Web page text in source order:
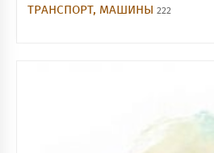
ТРАНСПОРТ, МАШИНЫ 222